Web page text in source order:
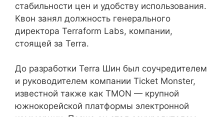
стабильности цен и удобству использования.
Квон занял должность генерального
директора Terraform Labs, компании,
стоящей за Terra.
До разработки Terra Шин был соучредителем
и руководителем компании Ticket Monster,
известной также как TMON — крупной
южнокорейской платформы электронной